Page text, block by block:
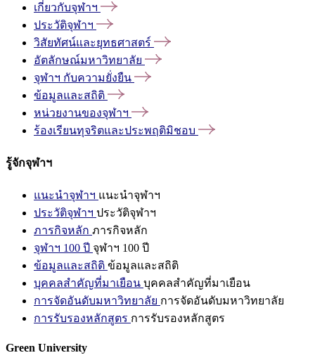
เกี่ยวกับจุฬาฯ
ประวัติจุฬาฯ
วิสัยทัศน์และยุทธศาสตร์
อัตลักษณ์มหาวิทยาลัย
จุฬาฯ กับความยั่งยืน
ข้อมูลและสถิติ
หน่วยงานของจุฬาฯ
ร้องเรียนทุจริตและประพฤติมิชอบ
รู้จักจุฬาฯ
แนะนำจุฬาฯ แนะนำจุฬาฯ
ประวัติจุฬาฯ ประวัติจุฬาฯ
ภารกิจหลัก ภารกิจหลัก
จุฬาฯ 100 ปี จุฬาฯ 100 ปี
ข้อมูลและสถิติ ข้อมูลและสถิติ
บุคคลสำคัญที่มาเยือน บุคคลสำคัญที่มาเยือน
การจัดอันดับมหาวิทยาลัย การจัดอันดับมหาวิทยาลัย
การรับรองหลักสูตร การรับรองหลักสูตร
Green University